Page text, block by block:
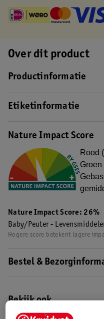
Over dit product
Productinformatie
Etiketinformatie
Nature Impact Score
Rood
Nature Impact Score: 26%
Baby/Peuter -
Hogere score betekent lagere
Bestel &
Bekijk ook